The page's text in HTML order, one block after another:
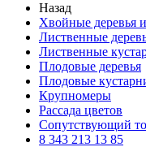
Назад
Хвойные деревья
Лиственные
Лиственные
Плодовые деревья
Плодовые
Крупномеры
Рассада цветов
Сопутствующий
8 343 213 13 85